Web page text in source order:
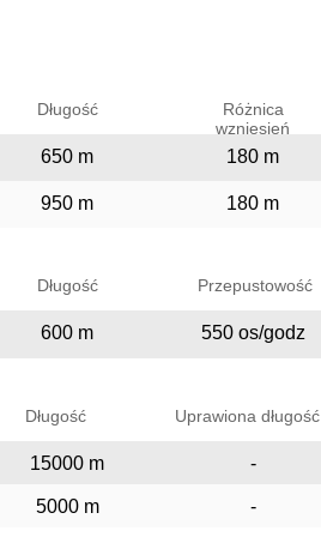
Długość
Różnica
wzniesień
650 m 180 m
950 m 180 m
Długość Przepustowość
600 m 550 os/godz
Długość Uprawiona długość
15000 m
-
5000 m -